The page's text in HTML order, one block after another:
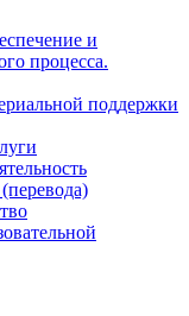
и
процесса.
поддержки